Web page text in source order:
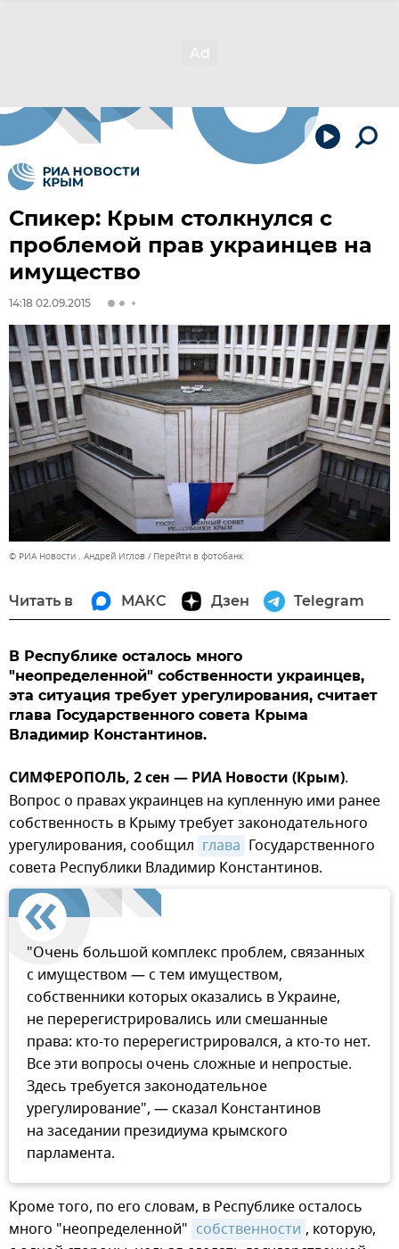
Спикер: Крым столкнулся с
проблемой прав украинцев на
имущество
14:18 02.09.2015
© РИА Новости . Андрей Иглов Перейти в фотобанк
Читать в МАКС Дзен Telegram
В Республике осталось много
"неопределенной" собственности украинцев,
эта ситуация требует урегулирования, считает
глава Государственного совета Крыма
Владимир Константинов.
СИМФЕРОПОЛЬ, 2 сен — РИА Новости (Крым).
Вопрос о правах украинцев на купленную ими ранее
собственность в Крыму требует законодательного
урегулирования, сообщил глава Государственного
совета Республики Владимир Константинов.
"Очень большой комплекс проблем, связанных
с имуществом — с тем имуществом,
собственники которых оказались в Украине,
не перерегистрировались или смешанные
права: кто-то перерегистрировался, а кто-то нет.
Все эти вопросы очень сложные и непростые.
Здесь требуется законодательное
урегулирование", — сказал Константинов
на заседании президиума крымского
парламента.
Кроме того, по его словам, в Республике осталось
много "неопределенной" собственности , которую,